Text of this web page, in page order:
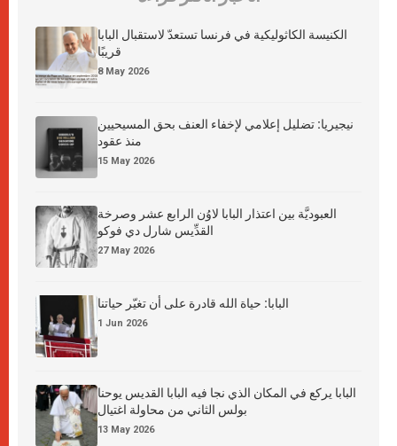
الكنيسة الكاثوليكية في فرنسا تستعدّ لاستقبال البابا
قريبًا
8 May 2026
نيجيريا: تضليل إعلامي لإخفاء العنف بحق المسيحيين
منذ عقود
15 May 2026
العبوديَّة بين اعتذار البابا لاوُن الرابع عشر وصرخة
القدِّيس شارل دي فوكو
27 May 2026
البابا: حياة الله قادرة على أن تغيّر حياتنا
1 Jun 2026
البابا يركع في المكان الذي نجا فيه البابا القديس يوحنا
بولس الثاني من محاولة اغتيال
13 May 2026